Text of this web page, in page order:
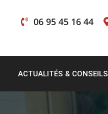
06 95 45 16 44
ACTUALITÉS & CONSEILS